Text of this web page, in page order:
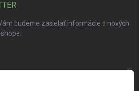
budeme zasielať informácie o nových